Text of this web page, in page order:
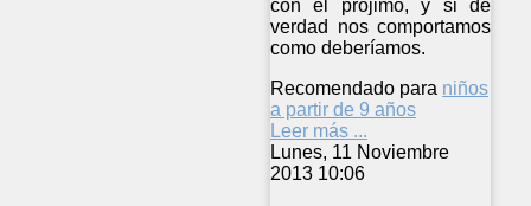
con el prójimo, y si de
verdad nos comportamos
como deberíamos.
Recomendado para niños
a partir de 9 años
Leer más ...
Lunes, 11 Noviembre
2013 10:06